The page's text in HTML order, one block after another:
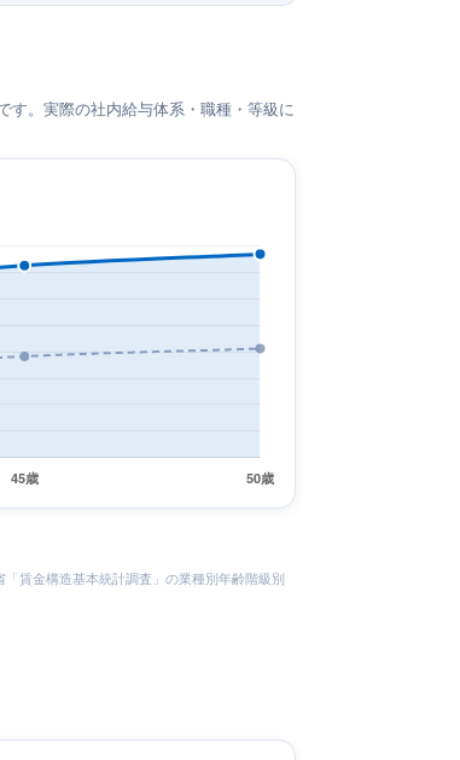
す。実際の社内給与体系・職種・等級に
賃金構造基本統計調査」の業種別年齢階級別